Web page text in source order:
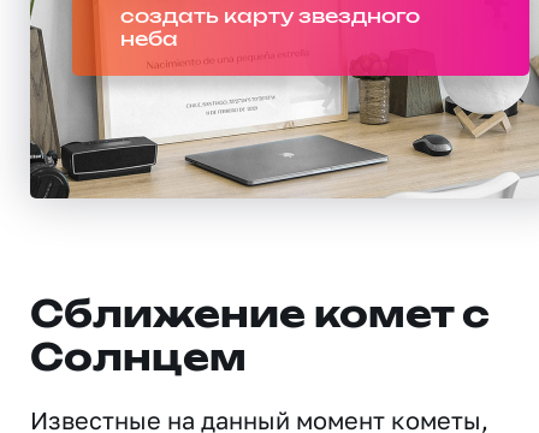
создать карту звездного
неба
Сближение комет с
Солнцем
Известные на данный момент кометы,